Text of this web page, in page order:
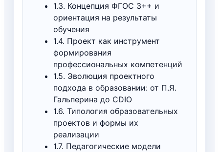
1.3. Концепция ФГОС 3++ и
ориентация на результаты
обучения
1.4. Проект как инструмент
формирования
профессиональных компетенций
1.5. Эволюция проектного
подхода в образовании: от П.Я.
Гальперина до CDIO
1.6. Типология образовательных
проектов и формы их
реализации
1.7. Педагогические модели